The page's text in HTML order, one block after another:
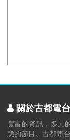
關於古都電台
豐富的資訊，多元
態的節目。古都電